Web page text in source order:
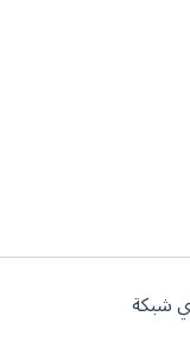
شبكة